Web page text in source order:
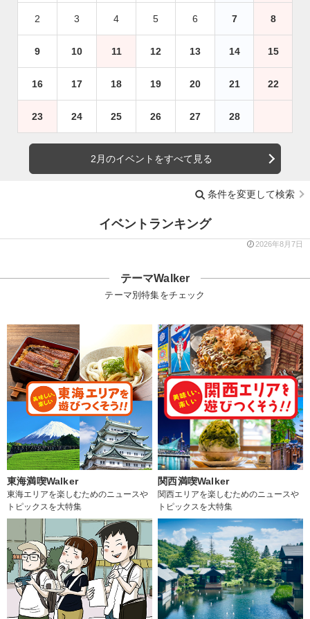
2 3 4 5 6 7 8
9 10 11 12 13 14 15
16 17 18 19 20 21 22
23 24 25 26 27 28
2月のイベントをすべて見る
条件を変更して検索
イベントランキング
2026年8月7日
テーマWalker
テーマ別特集をチェック
東海満喫Walker
東海エリアを楽しむためのニュースや
トピックスを大特集
関西満喫Walker
関西エリアを楽しむためのニュースや
トピックスを大特集